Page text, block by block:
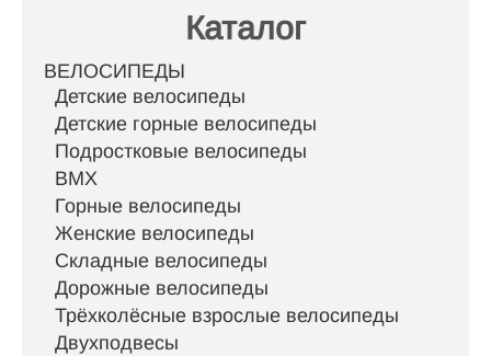
Каталог
ВЕЛОСИПЕДЫ
Детские велосипеды
Детские горные велосипеды
Подростковые велосипеды
BMX
Горные велосипеды
Женские велосипеды
Складные велосипеды
Дорожные велосипеды
Трёхколёсные взрослые велосипеды
Двухподвесы